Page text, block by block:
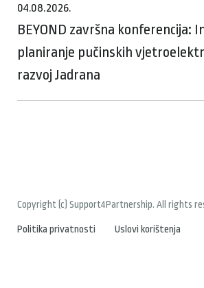
04.08.2026.
BEYOND završna konferencija:
planiranje pučinskih
razvoj Jadrana
Copyright (c) Support4Partnership. All rights
Politika privatnosti Uslovi korištenja